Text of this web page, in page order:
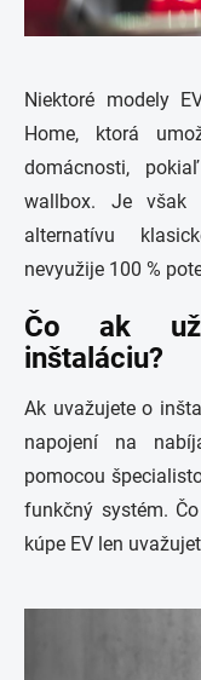
Niektoré modely
Home, ktorá
domácnosti,
wallbox. Je však
alternatívu
nevyužije 100 %
Čo ak už
inštaláciu?
Ak uvažujete o
napojení na
pomocou
funkčný systém.
kúpe EV len